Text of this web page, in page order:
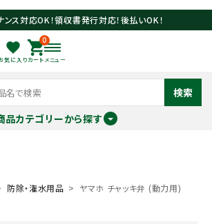
ンス対応OK！領収書発行対応！後払いOK！
気に入り
0
カート メニュー
検索
品カテゴリーから探す
防除・潅水用品 ヤマホ チャッキ弁 (動力用)